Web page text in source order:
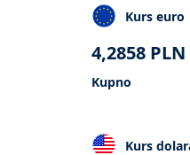
Kurs euro
4,2858 PLN
Kupno
Kurs